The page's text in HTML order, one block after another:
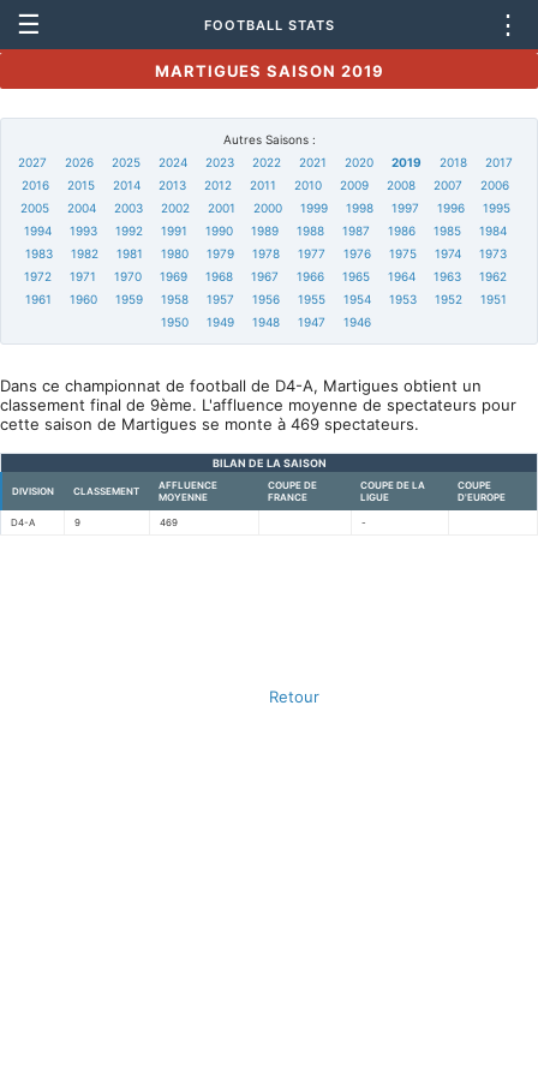
☰ FOOTBALL STATS ⋮
MARTIGUES SAISON 2019
Autres Saisons :
2027
2026 2025 2024 2023 2022 2021 2020 2019 2018
2017
2016
2015 2014 2013 2012 2011 2010 2009 2008 2007
2006
2005
2004 2003 2002 2001 2000 1999 1998 1997 1996
1995
1994
1993 1992 1991 1990 1989 1988 1987 1986 1985
1984
1983
1982 1981 1980 1979 1978 1977 1976 1975 1974
1973
1972
1971 1970 1969 1968 1967 1966 1965 1964 1963
1962
1961
1960 1959 1958 1957 1956 1955 1954 1953 1952
1951
1950
1949 1948 1947 1946
Dans ce championnat de football de D4-A, Martigues obtient un
classement final de 9ème. L'affluence moyenne de spectateurs pour
cette saison de Martigues se monte à 469 spectateurs.
BILAN DE LA SAISON
DIVISION CLASSEMENT
AFFLUENCE
MOYENNE
COUPE DE
FRANCE
COUPE DE LA
LIGUE
COUPE
D'EUROPE
D4-A 9 469 -
Retour